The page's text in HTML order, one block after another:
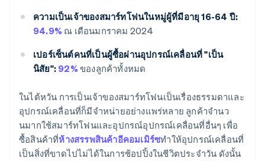
ความเป็นเจ้าของสมาร์ทโฟนในหมู่ผู้ที่มีอายุ 16-64 ปี:
94.9% ณ เดือนมกราคม 2024
เปอร์เซ็นต์คนที่เป็นผู้ซื้อผ่านอุปกรณ์เคลื่อนที่ "เป็น
นิสัย": 92%ของลูกค้าทั้งหมด
ในไต้หวัน การเป็นเจ้าของสมาร์ทโฟนเป็นเรื่องธรรมดาและ
อุปกรณ์เคลื่อนที่ก็มีจําหน่ายอย่างแพร่หลาย ลูกค้าจํานว
นมากใช้สมาร์ทโฟนและอุปกรณ์อุปกรณ์เคลื่อนที่อื่นๆ เพื่อ
ซื้อสินค้าที่ห้างสรรพสินค้าอีคอมเมิร์ซทําให้อุปกรณ์เคลื่อนที่
เป็นสิ่งที่ขาดไปไม่ได้ในการช้อปปิ้งในชีวิตประจําวัน ดังนั้น